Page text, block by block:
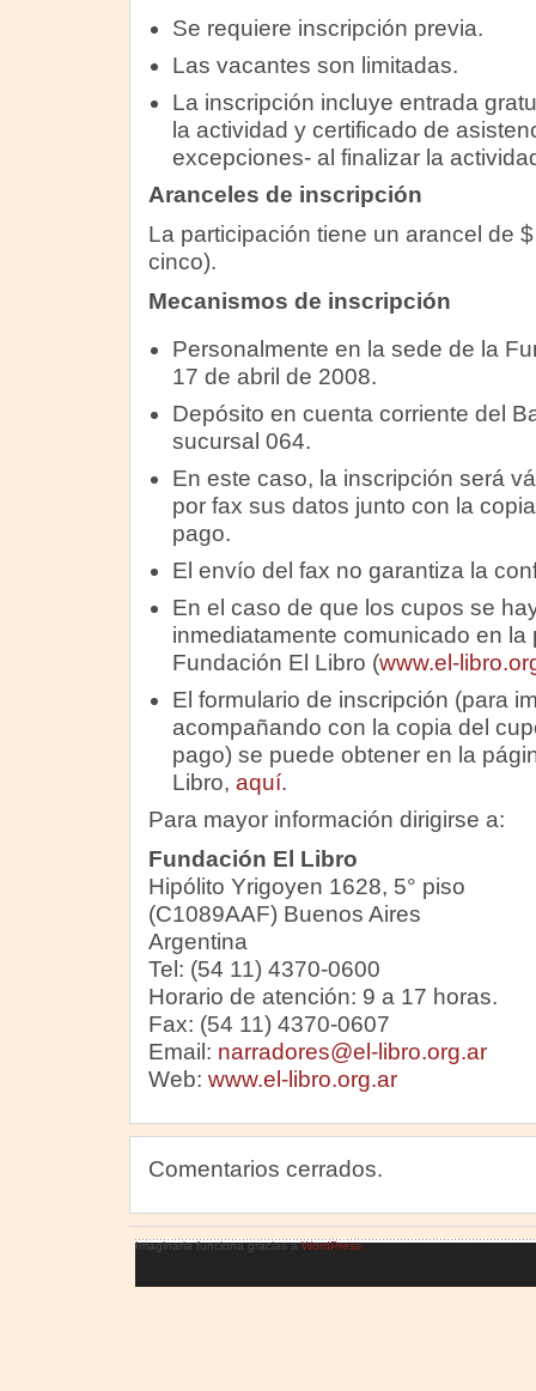
Se requiere inscripción previa.
Las vacantes son limitadas.
La inscripción incluye entrada
la actividad y certificado de
excepciones- al finalizar la
Aranceles de inscripción
La participación tiene un arancel de
cinco).
Mecanismos de inscripción
Personalmente en la sede de la
17 de abril de 2008.
Depósito en cuenta corriente del
sucursal 064.
En este caso, la inscripción será
por fax sus datos junto con la
pago.
El envío del fax no garantiza la
En el caso de que los cupos se
inmediatamente comunicado en la
Fundación El Libro (www.el-
El formulario de inscripción (para
acompañando con la copia del
pago) se puede obtener en la
Libro, aquí.
Para mayor información dirigirse a:
Fundación El Libro
Hipólito Yrigoyen 1628, 5° piso
(C1089AAF) Buenos Aires
Argentina
Tel: (54 11) 4370-0600
Horario de atención: 9 a 17 horas.
Fax: (54 11) 4370-0607
Email: narradores@el-libro.org.ar
Web: www.el-libro.org.ar
Comentarios cerrados.
Imaginaria funciona gracias aWordPress